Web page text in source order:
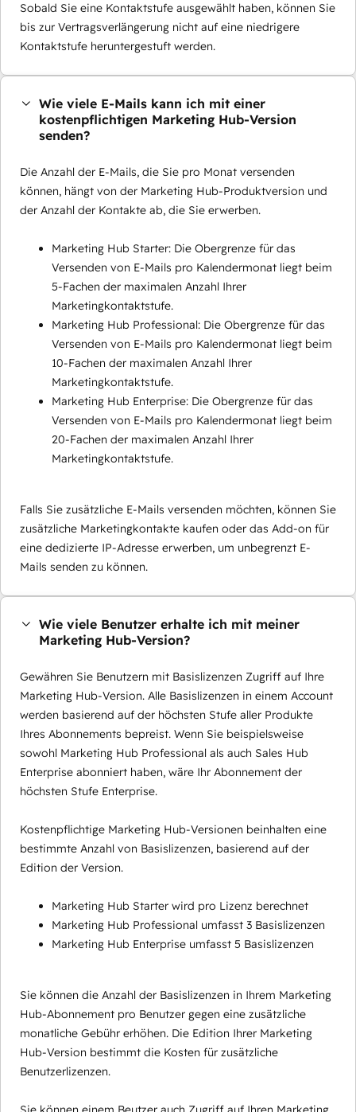
Sobald Sie eine Kontaktstufe ausgewählt haben, können Sie
bis zur Vertragsverlängerung nicht auf eine niedrigere
Kontaktstufe heruntergestuft werden.
Wie viele E-Mails kann ich mit einer
kostenpflichtigen Marketing Hub-Version
senden?
Die Anzahl der E-Mails, die Sie pro Monat versenden
können, hängt von der Marketing Hub-Produktversion und
der Anzahl der Kontakte ab, die Sie erwerben.
Marketing Hub Starter: Die Obergrenze für das
Versenden von E-Mails pro Kalendermonat liegt beim
5-Fachen der maximalen Anzahl Ihrer
Marketingkontaktstufe.
Marketing Hub Professional: Die Obergrenze für das
Versenden von E-Mails pro Kalendermonat liegt beim
10-Fachen der maximalen Anzahl Ihrer
Marketingkontaktstufe.
Marketing Hub Enterprise: Die Obergrenze für das
Versenden von E-Mails pro Kalendermonat liegt beim
20-Fachen der maximalen Anzahl Ihrer
Marketingkontaktstufe.
Falls Sie zusätzliche E-Mails versenden möchten, können Sie
zusätzliche Marketingkontakte kaufen oder das Add-on für
eine dedizierte IP-Adresse erwerben, um unbegrenzt E-
Mails senden zu können.
Wie viele Benutzer erhalte ich mit meiner
Marketing Hub-Version?
Gewähren Sie Benutzern mit Basislizenzen Zugriff auf Ihre
Marketing Hub-Version. Alle Basislizenzen in einem Account
werden basierend auf der höchsten Stufe aller Produkte
Ihres Abonnements bepreist. Wenn Sie beispielsweise
sowohl Marketing Hub Professional als auch Sales Hub
Enterprise abonniert haben, wäre Ihr Abonnement der
höchsten Stufe Enterprise.
Kostenpflichtige Marketing Hub-Versionen beinhalten eine
bestimmte Anzahl von Basislizenzen, basierend auf der
Edition der Version.
Marketing Hub Starter wird pro Lizenz berechnet
Marketing Hub Professional umfasst 3 Basislizenzen
Marketing Hub Enterprise umfasst 5 Basislizenzen
Sie können die Anzahl der Basislizenzen in Ihrem Marketing
Hub-Abonnement pro Benutzer gegen eine zusätzliche
monatliche Gebühr erhöhen. Die Edition Ihrer Marketing
Hub-Version bestimmt die Kosten für zusätzliche
Benutzerlizenzen.